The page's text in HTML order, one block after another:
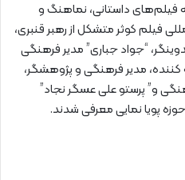
داستانی، نماهنگ و
فیلم کوثر متشکل از رهبر قنبری،
“جواد جباری” مدیر فرهنگی
کننده، مدیر فرهنگی و پژوهشگر،
و” پرستو علی عسگر نجاد”
پویا نمایی معرفی شدند.